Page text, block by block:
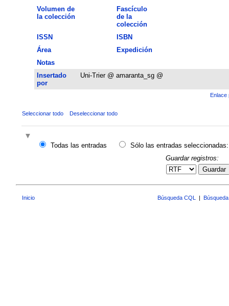
Volumen de
la colección
Fascículo
de la
colección
ISSN
ISBN
Área
Expedición
Notas
Insertado
por
Uni-Trier @ amaranta_sg @
Enlace
Seleccionar todo Deseleccionar todo
Todas las entradas
Sólo las entradas seleccionadas:
Guardar registros:
Guardar
Inicio Búsqueda CQL